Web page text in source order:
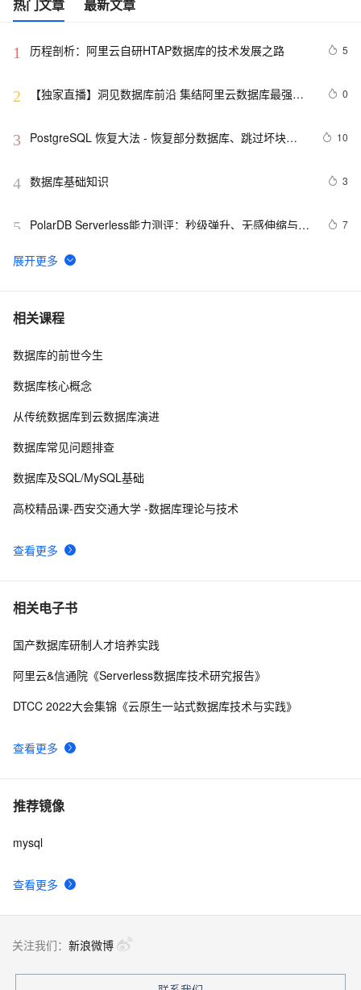
热门文章 最新文章
1 历程剖析：阿里云自研HTAP数据库的技术发展之路 5
2
【独家直播】洞见数据库前沿 集结阿里云数据库最强阵
0
3
PostgreSQL 恢复大法 - 恢复部分数据库、跳过坏块、
10
4 数据库基础知识 3
5
PolarDB Serverless能力测评：秒级弹升、无感伸缩与强
7
6 SQLite数据库的备份
7 一篇文章带你搞懂非关系型数据库MongoDB
8 如何在 Oracle 中创建可插入数据库（PDB）？
10征文分享｜OceanBase 3.1.2 数据库性能测试探索
相关课程
查看更多
数据库的前世今生
数据库核心概念
从传统数据库到云数据库演进
数据库常见问题排查
数据库及SQL/MySQL基础
高校精品课-西安交通大学 -数据库理论与技术
相关电子书
查看更多
国产数据库研制人才培养实践
阿里云&信通院《Serverless数据库技术研究报告》
DTCC 2022大会集锦《云原生一站式数据库技术与实践》
推荐镜像
查看更多
mysql
关注我们： 新浪微博